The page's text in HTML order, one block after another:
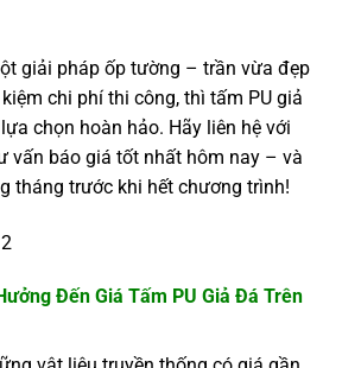
giải pháp ốp tường – trần vừa đẹp
chi phí thi công, thì tấm PU giả
chọn hoàn hảo. Hãy liên hệ với
vấn báo giá tốt nhất hôm nay – và
tháng trước khi hết chương trình!
Đến Giá Tấm PU Giả Đá Trên